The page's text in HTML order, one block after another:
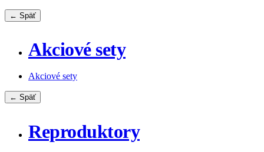
← Späť
Akciové sety
Akciové sety
← Späť
Reproduktory